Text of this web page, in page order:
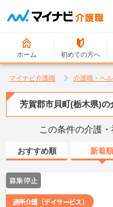
ホーム 初めての方へ
マイナビ介護職 介護職・ヘ
芳賀郡市貝町(栃木県)の
この条件の介護
おすすめ順 新着順
募集停止
通所介護（デイサービス）